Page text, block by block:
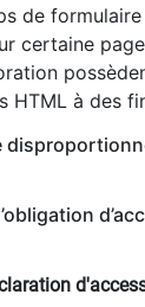
de
certaine
HTML à des